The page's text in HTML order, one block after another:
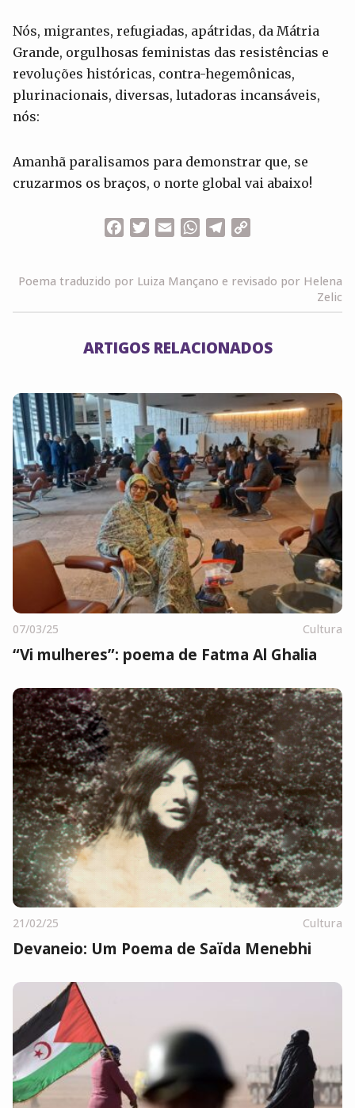
Nós, migrantes, refugiadas, apátridas, da Mátria
Grande, orgulhosas feministas das resistências e
revoluções históricas, contra-hegemônicas,
plurinacionais, diversas, lutadoras incansáveis,
nós:
Amanhã paralisamos para demonstrar que, se
cruzarmos os braços, o norte global vai abaixo!
FacebookTwitterEmailWhatsApp
Telegram
Poema traduzido por Luiza Mançano e revisado por Helena
Zelic
ARTIGOS RELACIONADOS
07/03/25 Cultura
“Vi mulheres”: poema de Fatma Al Ghalia
21/02/25 Cultura
Devaneio: Um Poema de Saïda Menebhi